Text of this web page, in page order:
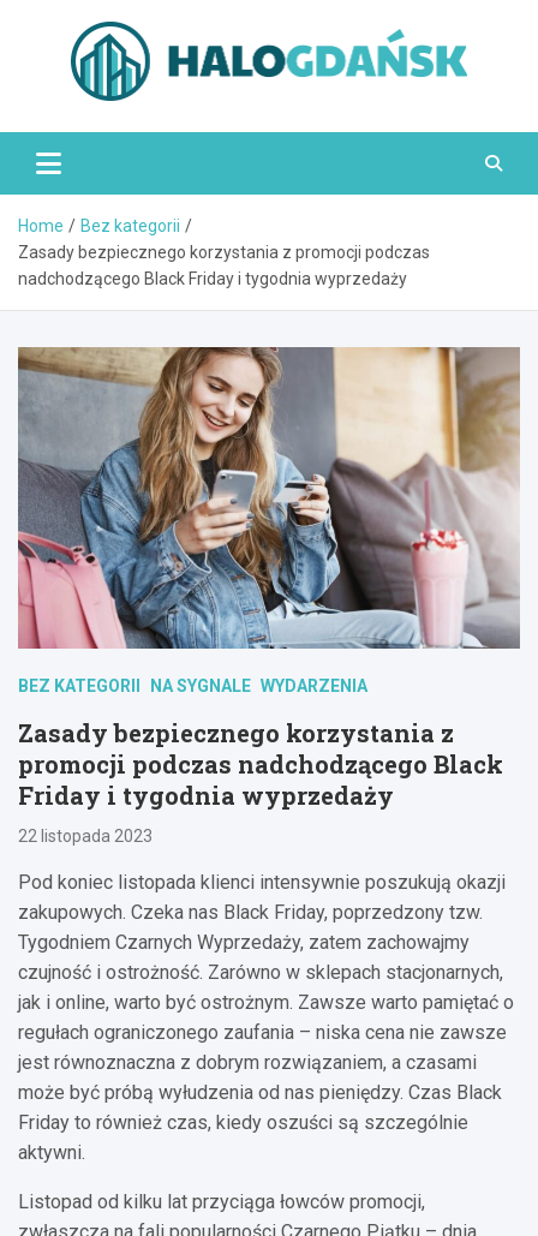
HaloGdańsk.pl
Home
Bez kategorii
Zasady bezpiecznego korzystania z promocji podczas
nadchodzącego Black Friday i tygodnia wyprzedaży
BEZ KATEGORII NA SYGNALE WYDARZENIA
Zasady bezpiecznego korzystania z
promocji podczas nadchodzącego Black
Friday i tygodnia wyprzedaży
22 listopada 2023
Pod koniec listopada klienci intensywnie poszukują okazji
zakupowych. Czeka nas Black Friday, poprzedzony tzw.
Tygodniem Czarnych Wyprzedaży, zatem zachowajmy
czujność i ostrożność. Zarówno w sklepach stacjonarnych,
jak i online, warto być ostrożnym. Zawsze warto pamiętać o
regułach ograniczonego zaufania – niska cena nie zawsze
jest równoznaczna z dobrym rozwiązaniem, a czasami
może być próbą wyłudzenia od nas pieniędzy. Czas Black
Friday to również czas, kiedy oszuści są szczególnie
aktywni.
Listopad od kilku lat przyciąga łowców promocji,
zwłaszcza na fali popularności Czarnego Piątku – dnia